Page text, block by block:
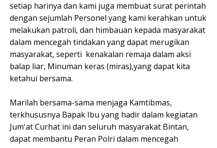
setiap harinya dan kami juga membuat surat perintah
dengan sejumlah Personel yang kami kerahkan untuk
melakukan patroli, dan himbauan kepada masyarakat
dalam mencegah tindakan yang dapat merugikan
masyarakat, seperti kenakalan remaja dalam aksi
balap liar, Minuman keras (miras),yang dapat kita
ketahui bersama.
Marilah bersama-sama menjaga Kamtibmas,
terkhususnya Bapak Ibu yang hadir dalam kegiatan
Jum'at Curhat ini dan seluruh masyarakat Bintan,
dapat membantu Peran Polri dalam mencegah